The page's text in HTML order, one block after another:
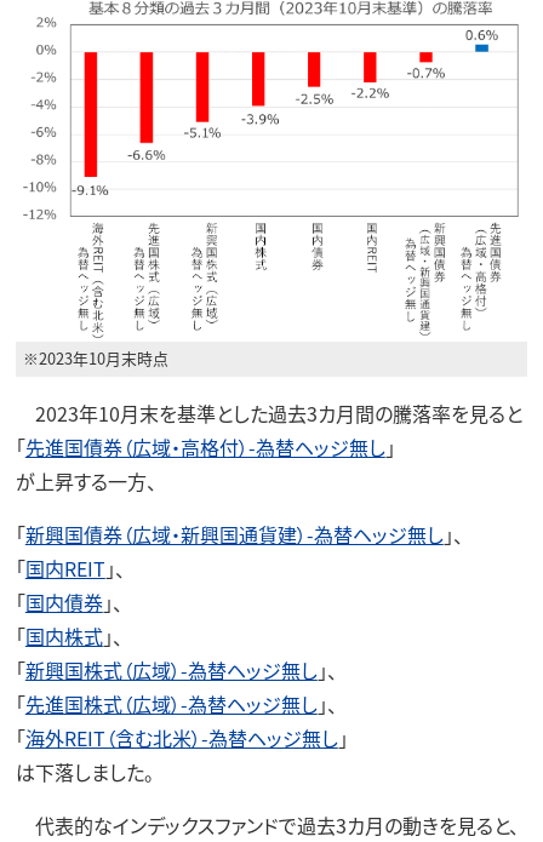
※2023年10月末時点
2023年10月末を基準とした過去3カ月間の騰落率を見ると
「先進国債券（広域・高格付）-為替ヘッジ無し」
が上昇する一方、
「新興国債券（広域・新興国通貨建）-為替ヘッジ無し」、
「国内REIT 」、
「国内債券」、
「国内株式」、
「新興国株式（広域）-為替ヘッジ無し」、
「先進国株式（広域）-為替ヘッジ無し」、
「海外REIT（含む北米）-為替ヘッジ無し」
は下落しました。
代表的なインデックスファンドで過去3カ月の動きを見ると、